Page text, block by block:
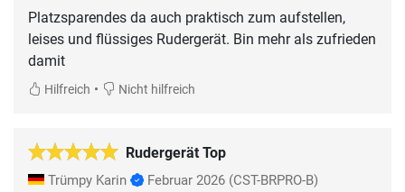
Platzsparendes da auch praktisch zum aufstellen,
leises und flüssiges Rudergerät. Bin mehr als zufrieden
damit
Hilfreich • Nicht hilfreich
Rudergerät Top
Trümpy Karin Februar 2026 (CST-BRPRO-B)